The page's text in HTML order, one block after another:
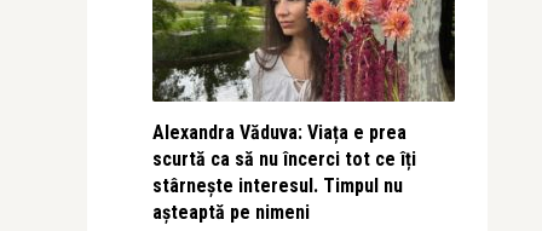
Alexandra Văduva: Viața e prea
scurtă ca să nu încerci tot ce îți
stârnește interesul. Timpul nu
așteaptă pe nimeni